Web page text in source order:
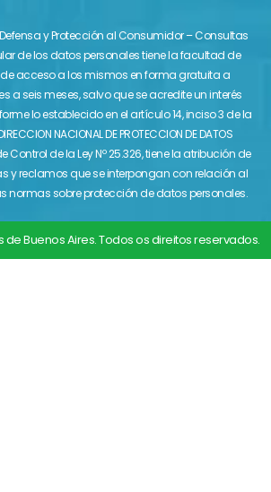
y Protección al Consumidor – Consultas
de los datos personales tiene la facultad de
de acceso a los mismos en forma gratuita a
a seis meses, salvo que se acredite un interés
lo establecido en el artículo 14, inciso 3 de la
NACIONAL DE PROTECCION DE DATOS
Control de la Ley Nº 25.326, tiene la atribución de
y reclamos que se interpongan con relación al
normas sobre protección de datos personales.
de Buenos Aires. Todos os direitos reservados.